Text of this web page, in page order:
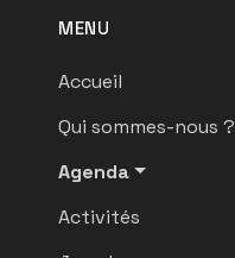
MENU
Accueil
Qui sommes-nous ?
Agenda
Activités